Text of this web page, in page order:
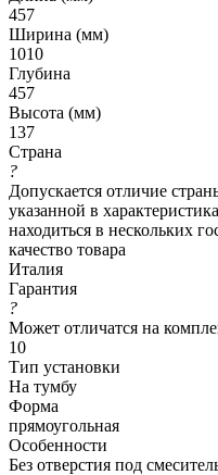
457
Ширина (мм)
1010
Глубина
457
Высота (мм)
137
Страна
?
Допускается отличие
указанной в
находиться в нескольких
качество товара
Италия
Гарантия
?
Может отличатся на
10
Тип установки
На тумбу
Форма
прямоугольная
Особенности
Без отверстия под